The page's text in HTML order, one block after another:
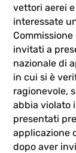
vettori aerei
interessate
invitati a
nazionale di
in cui si è
ragionevole,
abbia violato
presentati
applicazione
dopo aver